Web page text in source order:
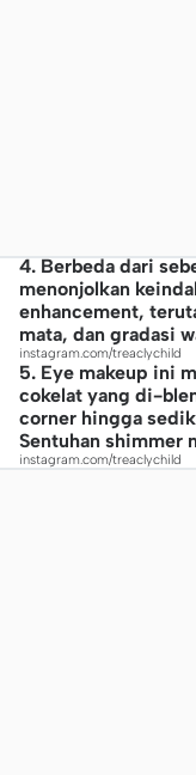
4. Berbeda dari
menonjolkan
enhancement,
mata, dan gradasi
instagram.com/treaclychild
5. Eye makeup ini
cokelat yang di-
corner hingga
Sentuhan shimmer
instagram.com/treaclychild